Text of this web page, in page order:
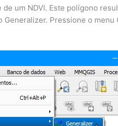
um NDVI. Este polígono
Pressione o